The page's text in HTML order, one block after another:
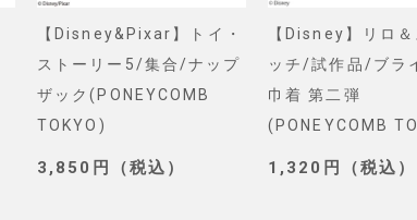
【Disney&Pixar】トイ・
ストーリー5/集合/ナップ
ザック(PONEYCOMB
TOKYO)
3,850円（税込）
【Disney】リロ＆
ッチ/試作品/ブラ
巾着 第二弾
(PONEYCOMB
1,320円（税込）